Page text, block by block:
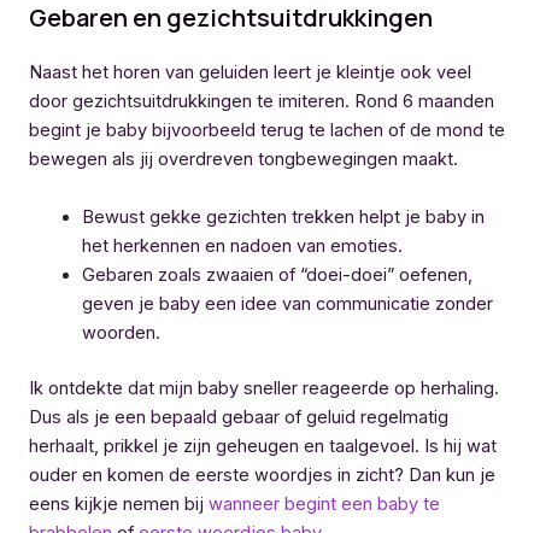
Gebaren en gezichtsuitdrukkingen
Naast het horen van geluiden leert je kleintje ook veel
door gezichtsuitdrukkingen te imiteren. Rond 6 maanden
begint je baby bijvoorbeeld terug te lachen of de mond te
bewegen als jij overdreven tongbewegingen maakt.
Bewust gekke gezichten trekken helpt je baby in
het herkennen en nadoen van emoties.
Gebaren zoals zwaaien of “doei-doei” oefenen,
geven je baby een idee van communicatie zonder
woorden.
Ik ontdekte dat mijn baby sneller reageerde op herhaling.
Dus als je een bepaald gebaar of geluid regelmatig
herhaalt, prikkel je zijn geheugen en taalgevoel. Is hij wat
ouder en komen de eerste woordjes in zicht? Dan kun je
eens kijkje nemen bij wanneer begint een baby te